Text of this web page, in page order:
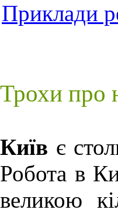
Приклади
Трохи про
Київ є
Робота в
великою